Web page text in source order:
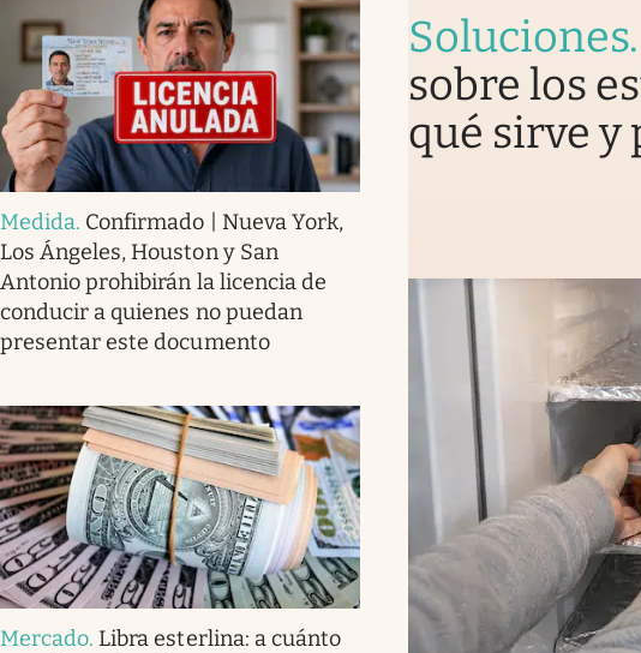
Medida. Confirmado | Nueva York,
Los Ángeles, Houston y San
Antonio prohibirán la licencia de
conducir a quienes no puedan
presentar este documento
Soluciones.
sobre los
qué sirve y
Mercado. Libra esterlina: a cuánto